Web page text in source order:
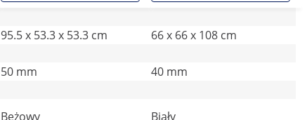
95.5 x 53.3 x 53.3 cm 66 x 66 x 108 cm
50 mm 40 mm
Beżowy Biały